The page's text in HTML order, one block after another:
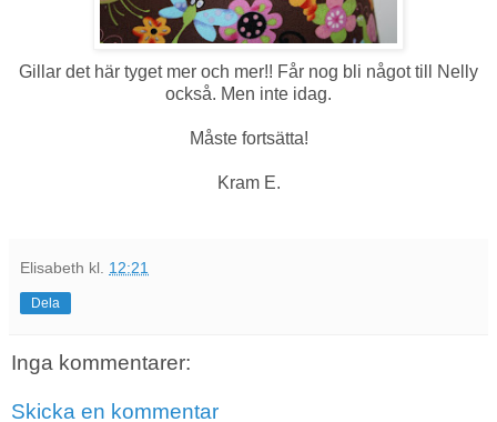
Gillar det här tyget mer och mer!! Får nog bli något till Nelly
också. Men inte idag.
Måste fortsätta!
Kram E.
Elisabeth kl. 12:21
Dela
Inga kommentarer:
Skicka en kommentar